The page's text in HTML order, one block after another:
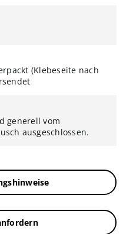
(Klebeseite nach
generell vom
ausgeschlossen.